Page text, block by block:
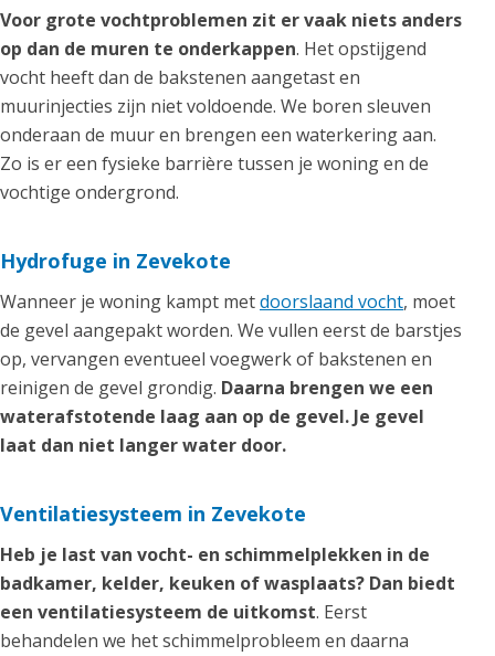
Voor grote vochtproblemen zit er vaak niets anders
op dan de muren te onderkappen. Het opstijgend
vocht heeft dan de bakstenen aangetast en
muurinjecties zijn niet voldoende. We boren sleuven
onderaan de muur en brengen een waterkering aan.
Zo is er een fysieke barrière tussen je woning en de
vochtige ondergrond.
Hydrofuge in Zevekote
Wanneer je woning kampt metdoorslaand vocht, moet
de gevel aangepakt worden. We vullen eerst de barstjes
op, vervangen eventueel voegwerk of bakstenen en
reinigen de gevel grondig. Daarna brengen we een
waterafstotende laag aan op de gevel. Je gevel
laat dan niet langer water door.
Ventilatiesysteem in Zevekote
Heb je last van vocht- en schimmelplekken in de
badkamer, kelder, keuken of wasplaats? Dan biedt
een ventilatiesysteem de uitkomst. Eerst
behandelen we het schimmelprobleem en daarna